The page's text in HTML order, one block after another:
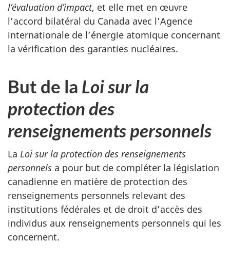
l’évaluation d’impact, et elle met en œuvre
l’accord bilatéral du Canada avec l’Agence
internationale de l’énergie atomique concernant
la vérification des garanties nucléaires.
But de la Loi sur la
protection des
renseignements personnels
La Loi sur la protection des renseignements
personnels a pour but de compléter la législation
canadienne en matière de protection des
renseignements personnels relevant des
institutions fédérales et de droit d’accès des
individus aux renseignements personnels qui les
concernent.